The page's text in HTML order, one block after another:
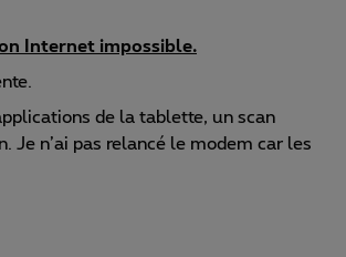
Internet impossible.
de la tablette, un scan
Je n’ai pas relancé le modem car les